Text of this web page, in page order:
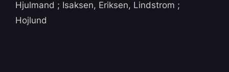
Hjulmand ; Isaksen, Eriksen, Lindstrom ;
Hojlund